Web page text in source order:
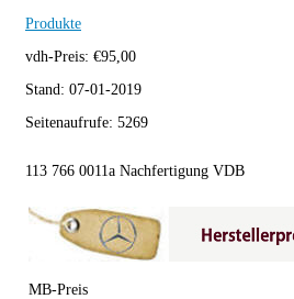
Produkte
vdh-Preis: €95,00
Stand: 07-01-2019
Seitenaufrufe: 5269
113 766 0011a Nachfertigung VDB
MB-Preis